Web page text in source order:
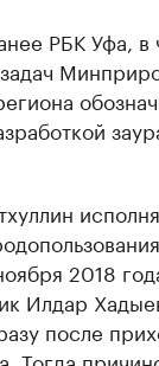
РБК Уфа, в
2018
Илдар
после